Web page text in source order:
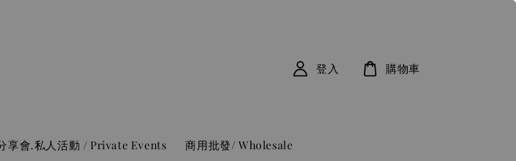
享會.私人活動 / Private Events 商用批發/ Wholesale
登入 購物車